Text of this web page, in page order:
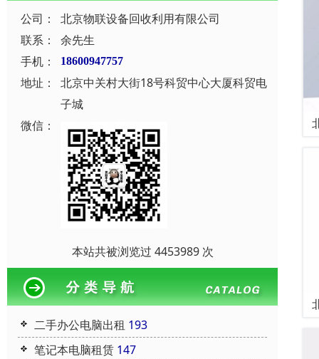
公司：
北京物联设备回收利用有限公司
联系：
余先生
手机：
18600947757
地址：
北京中关村大街18号科贸中心大厦科贸电
子城
微信：
本站共被浏览过 4453989 次
二手办公电脑出租 193
笔记本电脑租赁 147